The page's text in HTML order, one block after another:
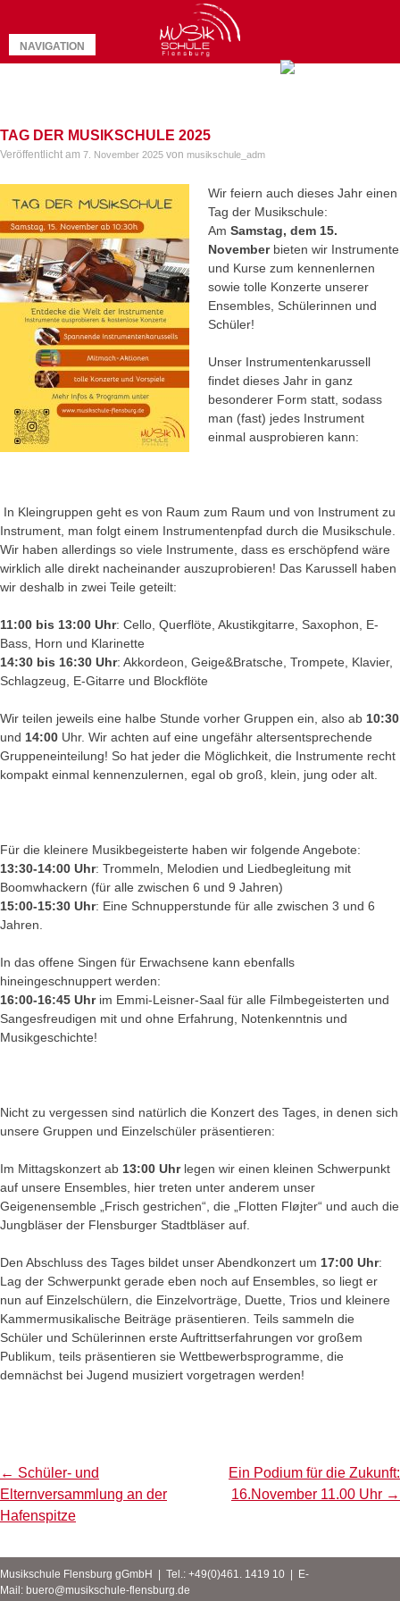
to
content
NAVIGATION
TAG DER MUSIKSCHULE 2025
Veröffentlicht am 7. November 2025 von musikschule_adm
Wir feiern auch dieses Jahr einen
Tag der Musikschule:
Am Samstag, dem 15.
Novemberbieten wir Instrumente
und Kurse zum kennenlernen
sowie tolle Konzerte unserer
Ensembles, Schülerinnen und
Schüler!
Unser Instrumentenkarussell
findet dieses Jahr in ganz
besonderer Form statt, sodass
man (fast) jedes Instrument
einmal ausprobieren kann:
In Kleingruppen geht es von Raum zum Raum und von Instrument zu
Instrument, man folgt einem Instrumentenpfad durch die Musikschule.
Wir haben allerdings so viele Instrumente, dass es erschöpfend wäre
wirklich alle direkt nacheinander auszuprobieren! Das Karussell haben
wir deshalb in zwei Teile geteilt:
11:00 bis 13:00 Uhr: Cello, Querflöte, Akustikgitarre, Saxophon, E-
Bass, Horn und Klarinette
14:30 bis 16:30 Uhr: Akkordeon, Geige&Bratsche, Trompete, Klavier,
Schlagzeug, E-Gitarre und Blockflöte
Wir teilen jeweils eine halbe Stunde vorher Gruppen ein, also ab 10:30
und 14:00 Uhr. Wir achten auf eine ungefähr altersentsprechende
Gruppeneinteilung! So hat jeder die Möglichkeit, die Instrumente recht
kompakt einmal kennenzulernen, egal ob groß, klein, jung oder alt.
Für die kleinere Musikbegeisterte haben wir folgende Angebote:
13:30-14:00 Uhr: Trommeln, Melodien und Liedbegleitung mit
Boomwhackern (für alle zwischen 6 und 9 Jahren)
15:00-15:30 Uhr: Eine Schnupperstunde für alle zwischen 3 und 6
Jahren.
In das offene Singen für Erwachsene kann ebenfalls
hineingeschnuppert werden:
16:00-16:45 Uhrim Emmi-Leisner-Saal für alle Filmbegeisterten und
Sangesfreudigen mit und ohne Erfahrung, Notenkenntnis und
Musikgeschichte!
Nicht zu vergessen sind natürlich die Konzert des Tages, in denen sich
unsere Gruppen und Einzelschüler präsentieren:
Im Mittagskonzert ab 13:00 Uhrlegen wir einen kleinen Schwerpunkt
auf unsere Ensembles, hier treten unter anderem unser
Geigenensemble „Frisch gestrichen“, die „Flotten Fløjter“ und auch die
Jungbläser der Flensburger Stadtbläser auf.
Den Abschluss des Tages bildet unser Abendkonzert um 17:00 Uhr:
Lag der Schwerpunkt gerade eben noch auf Ensembles, so liegt er
nun auf Einzelschülern, die Einzelvorträge, Duette, Trios und kleinere
Kammermusikalische Beiträge präsentieren. Teils sammeln die
Schüler und Schülerinnen erste Auftrittserfahrungen vor großem
Publikum, teils präsentieren sie Wettbewerbsprogramme, die
demnächst bei Jugend musiziert vorgetragen werden!
Post
navigation
← Schüler- und
Elternversammlung an der
Hafenspitze
Ein Podium für die Zukunft:
16.November 11.00 Uhr →
Musikschule Flensburg gGmbH | Tel.: +49(0)461. 1419 10 | E-
Mail: buero@musikschule-flensburg.de